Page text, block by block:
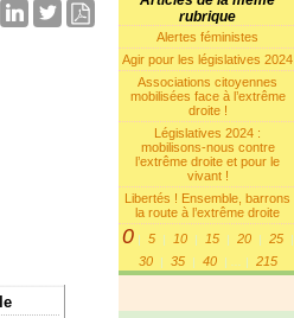
rubrique
Alertes féministes
Agir pour les législatives 2024
Associations citoyennes
mobilisées face à l’extrême
droite !
Législatives 2024 :
mobilisons-nous contre
l’extrême droite et pour le
vivant !
Libertés ! Ensemble, barrons
la route à l’extrême droite
0| 5 | 10 | 15 | 20 | 25 |
30 | 35 | 40 | | 215